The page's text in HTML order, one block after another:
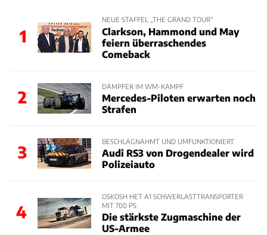
1
NEUE STAFFEL „THE GRAND TOUR“
Clarkson, Hammond und May
feiern überraschendes
Comeback
2
DÄMPFER IM WM-KAMPF
Mercedes-Piloten erwarten noch
Strafen
3
BESCHLAGNAHMT UND UMFUNKTIONIERT
Audi RS3 von Drogendealer wird
Polizeiauto
4
OSKOSH HET A1 SCHWERLASTTRANSPORTER
MIT 700 PS
Die stärkste Zugmaschine der
US-Armee